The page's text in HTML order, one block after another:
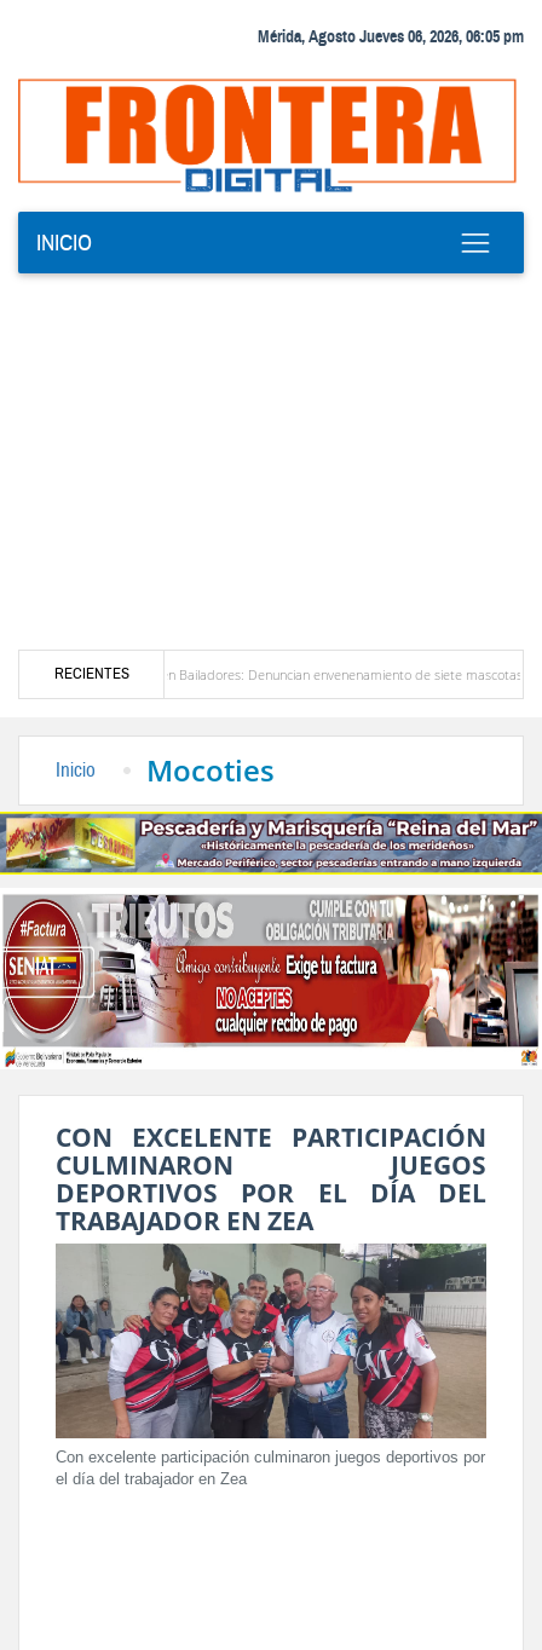
Mérida, Agosto Jueves 06, 2026, 06:05 pm
INICIO
RECIENTES
en Bailadores: Denuncian envenenamiento de siete mascotas en El Rincón de La
Inicio Mocoties
CON EXCELENTE PARTICIPACIÓN
CULMINARON JUEGOS
DEPORTIVOS POR EL DÍA DEL
TRABAJADOR EN ZEA
Con excelente participación culminaron juegos deportivos por
el día del trabajador en Zea